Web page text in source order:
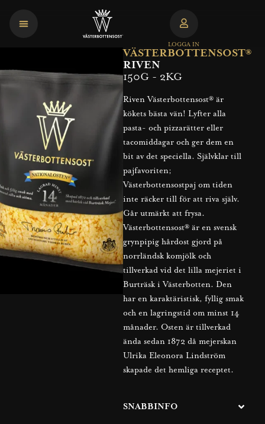
LOGGA IN
VÄSTERBOTTENSOST®
RIVEN
150G - 2KG
Riven Västerbottensost® är
kökets bästa vän! Lyfter alla
pasta- och pizzarätter eller
tacomiddagar och ger dem en
bit av det speciella. Självklar till
pajfavoriten;
Västerbottensostpaj om tiden
inte räcker till för att riva själv.
Går utmärkt att frysa.
Västerbottensost® är en svensk
grynpipig hårdost gjord på
norrländsk komjölk och
tillverkad vid det lilla mejeriet i
Burträsk i Västerbotten. Den
har en karaktäristisk, fyllig smak
och en lagringstid om minst 14
månader. Osten är tillverkad
ända sedan 1872 då mejerskan
Ulrika Eleonora Lindström
skapade det hemliga receptet.
SNABBINFO